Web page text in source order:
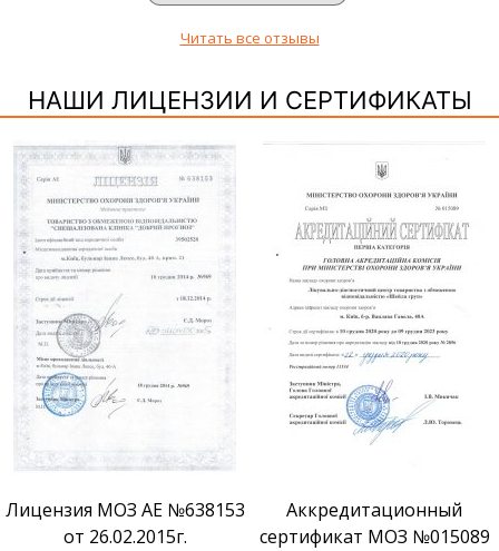
Читать все отзывы
НАШИ ЛИЦЕНЗИИ И СЕРТИФИКАТЫ
Аккредитационный
сертификат МОЗ №015089
Сертификат признания ВМ